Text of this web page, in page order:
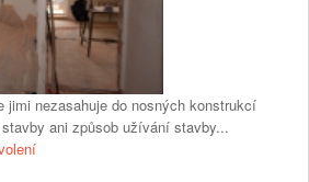
jimi nezasahuje do nosných konstrukcí
ani způsob užívání stavby...